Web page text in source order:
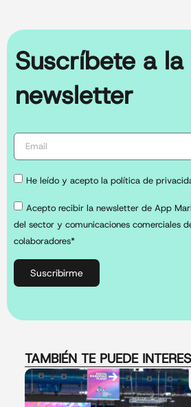
Suscríbete a la
newsletter
He leído y acepto la política de
Acepto recibir la newsletter de App
del sector y comunicaciones comerciales
colaboradores*
Suscribirme
TAMBIÉN TE PUEDE